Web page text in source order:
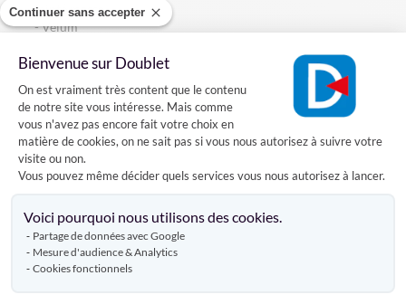
Continuer sans accepter
Bienvenue sur Doublet
Plateforme de Gestion du
On est vraiment très content que le contenu
de notre site vous intéresse. Mais comme
vous n'avez pas encore fait votre choix en
matière de cookies, on ne sait pas si vous nous autorisez à suivre votre
visite ou non.
Vous pouvez même décider quels services vous nous autorisez à lancer.
Voici pourquoi nous utilisons des cookies.
Partage de données avec Google
Mesure d'audience & Analytics
Cookies fonctionnels
teinté masse
- Vélum
- Des cloisons panoramiques pour plus de luminosité et/ou
accroître la visibilité pour la sécurité de vos convives
- Des gouttières inter-tentes afin de faciliter le drainage de
l’eau lorsque vos tentes sont assemblées
- Coffret électrique
Le lambrequin peut être personnalisé avec des banderoles
Caractéristiques